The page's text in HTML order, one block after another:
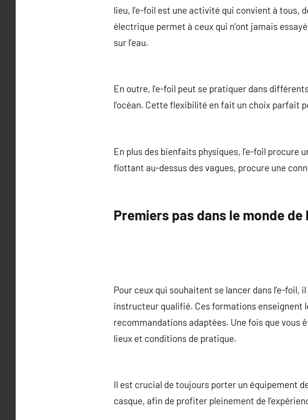
lieu, l’e-foil est une activité qui convient à tous,
électrique permet à ceux qui n’ont jamais
sur l’eau.
En outre, l’e-foil peut se pratiquer dans
l’océan. Cette flexibilité en fait un choix parfait
En plus des bienfaits physiques, l’e-foil procure
flottant au-dessus des vagues, procure une
Premiers pas dans le monde de
Pour ceux qui souhaitent se lancer dans l’e-
instructeur qualifié. Ces formations enseignent
recommandations adaptées. Une fois que vous
lieux et conditions de pratique.
Il est crucial de toujours porter un équipement
casque, afin de profiter pleinement de